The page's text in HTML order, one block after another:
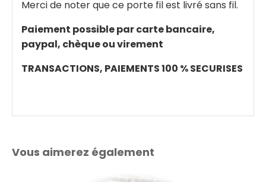
Merci de noter que ce porte fil est livré sans fil.
Paiement possible par carte bancaire,
paypal, chèque ou virement
TRANSACTIONS, PAIEMENTS 100 % SECURISES
Vous aimerez également